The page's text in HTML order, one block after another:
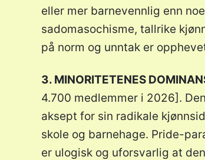
eller mer barnevennlig enn
sadomasochisme, tallrike
på norm og unntak er
3. MINORITETENES
4.700 medlemmer i 2026].
aksept for sin radikale
skole og barnehage. Pride-
er ulogisk og uforsvarlig at